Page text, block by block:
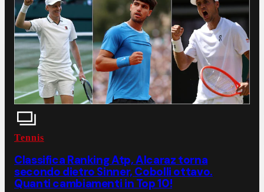
Tennis
Classifica Ranking Atp, Alcaraz torna
secondo dietro Sinner, Cobolli ottavo.
Quanti cambiamenti in Top 10!